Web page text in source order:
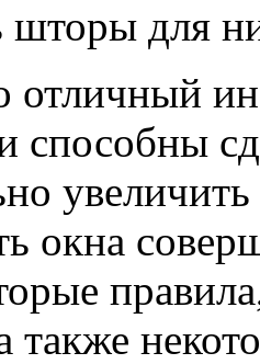
шторы для
способны
окна
также